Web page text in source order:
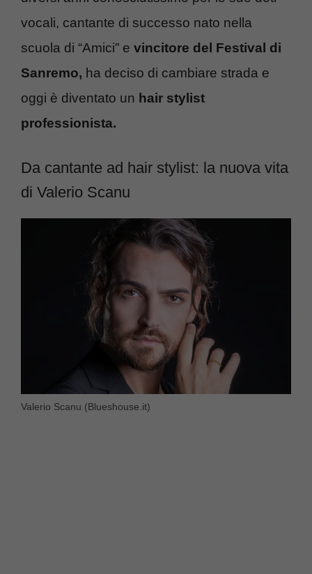
vocali, cantante di successo nato nella
scuola di “Amici” e vincitore del Festival di
Sanremo, ha deciso di cambiare strada e
oggi è diventato un hair stylist
professionista.
Da cantante ad hair stylist: la nuova vita
di Valerio Scanu
Valerio Scanu (Blueshouse.it)